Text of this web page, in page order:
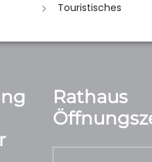
Touristisches
Rathaus